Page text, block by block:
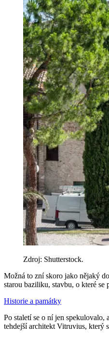
Zdroj: Shutterstock.
Možná to zní skoro jako nějaký
starou baziliku, stavbu, o které se
Historie a památky
Po staletí se o ní jen spekulovalo,
tehdejší architekt Vitruvius, který